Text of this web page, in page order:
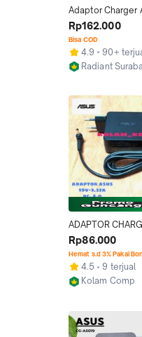
Adaptor Charger
A456 A456U
3.42A
Rp162.000
Bisa COD
4.9
90+
Radiant
ADAPTOR
LAPTOP 19V-
A456 A456U
A456UQ ORI
Rp86.000
Hemat s.d 3% Pakai
4.5
9 terjual
Kolam Comp